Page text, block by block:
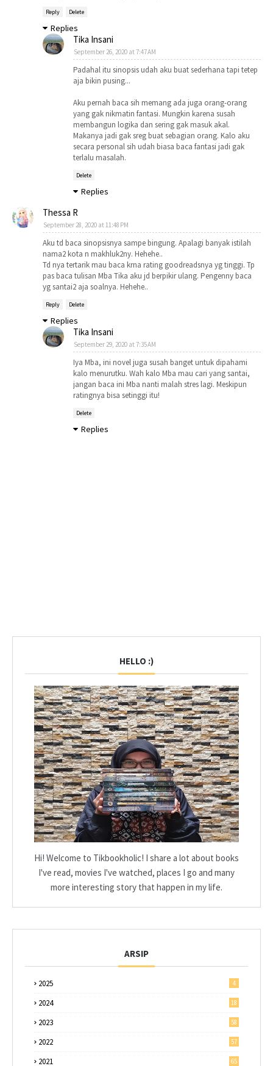
Reply Delete
Replies
Tika Insani
September 26, 2020 at 7:47 AM
Padahal itu sinopsis udah aku buat sederhana tapi tetep
aja bikin pusing...
Aku pernah baca sih memang ada juga orang-orang
yang gak nikmatin fantasi. Mungkin karena susah
membangun logika dan sering gak masuk akal.
Makanya jadi gak sreg buat sebagian orang. Kalo aku
secara personal sih udah biasa baca fantasi jadi gak
terlalu masalah.
Delete
Replies
Thessa R
September 28, 2020 at 11:48 PM
Aku td baca sinopsisnya sampe bingung. Apalagi banyak istilah
nama2 kota n makhluk2ny. Hehehe..
Td nya tertarik mau baca krna rating goodreadsnya yg tinggi. Tp
pas baca tulisan Mba Tika aku jd berpikir ulang. Pengenny baca
yg santai2 aja soalnya. Hehehe..
Reply Delete
Replies
Tika Insani
September 29, 2020 at 7:35 AM
Iya Mba, ini novel juga susah banget untuk dipahami
kalo menurutku. Wah kalo Mba mau cari yang santai,
jangan baca ini Mba nanti malah stres lagi. Meskipun
ratingnya bisa setinggi itu!
Delete
Replies
HELLO :)
Hi! Welcome to Tikbookholic! I share a lot about books
I've read, movies I've watched, places I go and many
more interesting story that happen in my life.
ARSIP
2025 4
2024 18
2023 58
2022 57
2021 65